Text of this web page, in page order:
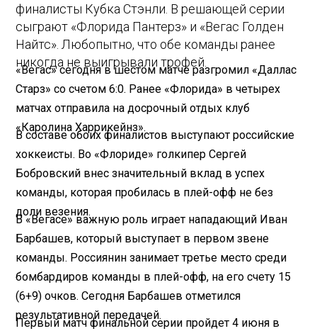
финалисты Кубка Стэнли. В решающей серии
сыграют «Флорида Пантерз» и «Вегас Голден
Найтс». Любопытно, что обе команды ранее
никогда не выигрывали трофей.
«Вегас» сегодня в шестом матче разгромил «Даллас
Старз» со счетом 6:0. Ранее «Флорида» в четырех
матчах отправила на досрочный отдых клуб
«Каролина Харрикейнз».
В составе обоих финалистов выступают российские
хоккеисты. Во «Флориде» голкипер Сергей
Бобровский внес значительный вклад в успех
команды, которая пробилась в плей-офф не без
доли везения.
В «Вегасе» важную роль играет нападающий Иван
Барбашев, который выступает в первом звене
команды. Россиянин занимает третье место среди
бомбардиров команды в плей-офф, на его счету 15
(6+9) очков. Сегодня Барбашев отметился
результативной передачей.
Первый матч финальной серии пройдет 4 июня в